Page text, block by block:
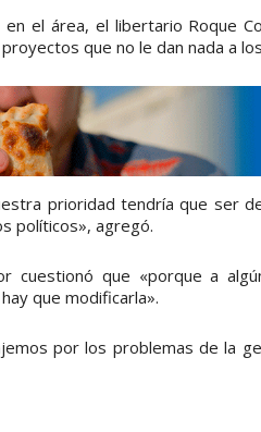
en el área, el libertario Roque
que no le dan nada a
prioridad tendría que ser
políticos», agregó.
cuestionó que «porque a
que modificarla».
por los problemas de la